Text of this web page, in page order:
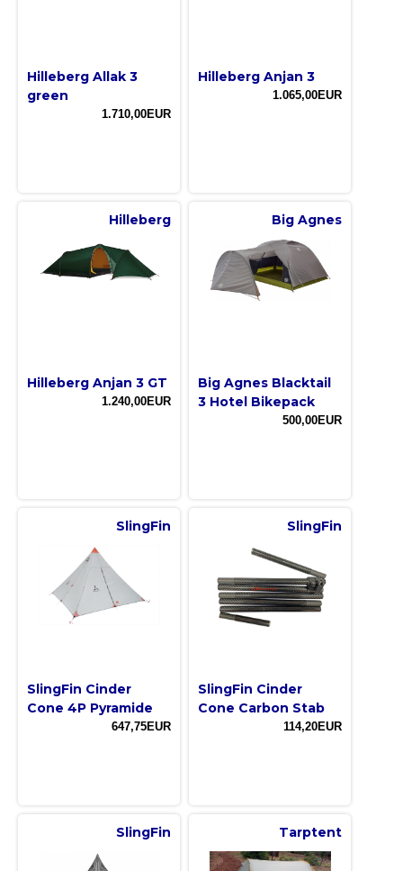
Hilleberg Allak 3
green
1.710,00EUR
Hilleberg Anjan 3
1.065,00EUR
Hilleberg
Hilleberg Anjan 3 GT
1.240,00EUR
Big Agnes
Big Agnes Blacktail
3 Hotel Bikepack
500,00EUR
SlingFin
SlingFin Cinder
Cone 4P Pyramide
647,75EUR
SlingFin
SlingFin Cinder
Cone Carbon Stab
114,20EUR
SlingFin Tarptent